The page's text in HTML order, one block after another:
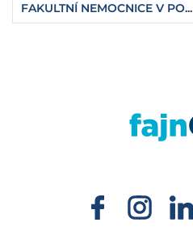
FAKULTNÍ NEMOCNICE V PO...